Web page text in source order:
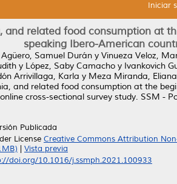
Iniciar
and related food consumption at
speaking Ibero-American
Agüero, Samuel Durán y Vinueza Veloz,
y López, Saby Camacho y Ivankovich
Arrivillaga, Karla y Meza Miranda,
and related food consumption at the
cross-sectional survey study. SSM -
Publicada
License Creative Commons Attribution
Vista previa
doi.org/10.1016/j.ssmph.2021.100933